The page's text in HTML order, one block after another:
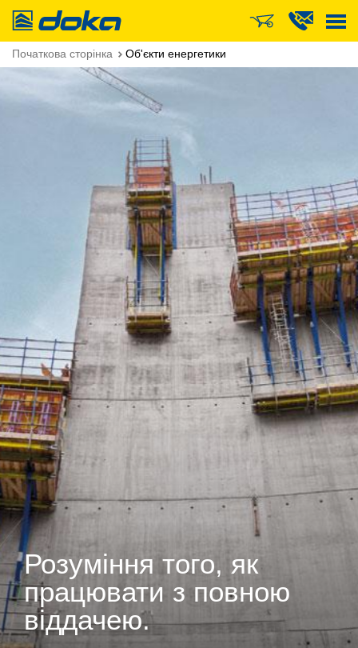
Doka
Початкова сторінка Об'єкти енергетики
Розуміння того, як
працювати з повною
віддачею.